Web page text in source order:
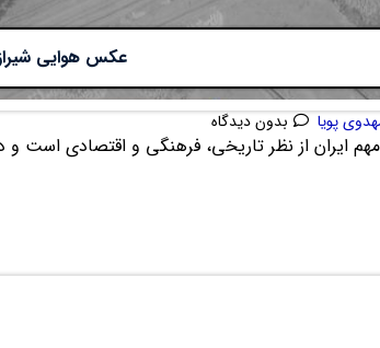
عکس هوایی
پویا بدون دیدگاه
ایران از نظر تاریخی، فرهنگی و اقتصادی است